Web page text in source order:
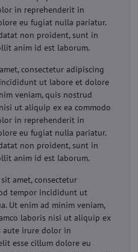
in reprehenderit in
eu fugiat nulla pariatur.
non proident, sunt in
anim id est laborum.
consectetur adipiscing
ut labore et dolore
veniam, quis nostrud
ut aliquip ex ea commodo
in reprehenderit in
eu fugiat nulla pariatur.
non proident, sunt in
anim id est laborum.
amet, consectetur
tempor incididunt ut
Ut enim ad minim veniam,
laboris nisi ut aliquip ex
aute irure dolor in
esse cillum dolore eu